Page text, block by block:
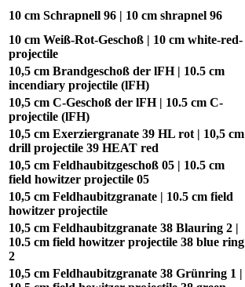
10 cm Schrapnell 96 | 10 cm shrapnel 96
10 cm Weiß-Rot-Geschoß | 10 cm white-red-
projectile
10,5 cm Brandgeschoß der lFH | 10.5 cm
incendiary projectile (lFH)
10,5 cm C-Geschoß der lFH | 10.5 cm C-
projectile (lFH)
10,5 cm Exerziergranate 39 HL rot | 10,5 cm
drill projectile 39 HEAT red
10,5 cm Feldhaubitzgeschoß 05 | 10.5 cm
field howitzer projectile 05
10,5 cm Feldhaubitzgranate | 10.5 cm field
howitzer projectile
10,5 cm Feldhaubitzgranate 38 Blauring 2 |
10.5 cm field howitzer projectile 38 blue ring
2
10,5 cm Feldhaubitzgranate 38 Grünring 1 |